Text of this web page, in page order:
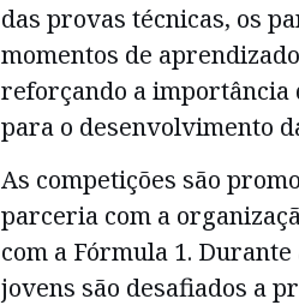
das provas técnicas, os
momentos de
reforçando a importância
para o desenvolvimento
As competições são
parceria com a
com a Fórmula 1.
jovens são desafiados a